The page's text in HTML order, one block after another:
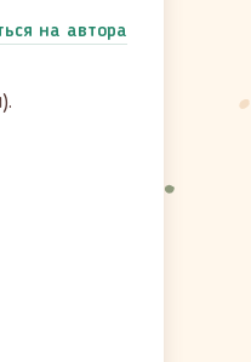
на автора